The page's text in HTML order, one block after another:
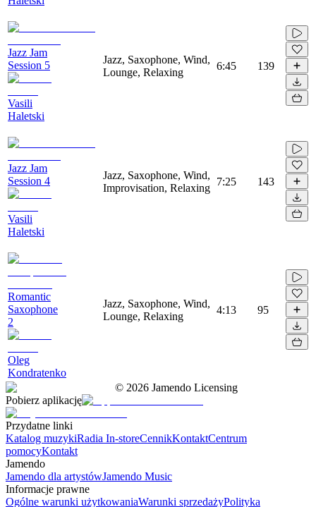
Jazz Jam
Session 5
Vasili
Haletski
Jazz, Saxophone, Wind,
Lounge, Relaxing
6:45 139
Jazz Jam
Session 4
Vasili
Haletski
Jazz, Saxophone, Wind,
Improvisation, Relaxing
7:25 143
Romantic
Saxophone
2
Oleg
Kondratenko
Jazz, Saxophone, Wind,
Lounge, Relaxing
4:13 95
© 2026 Jamendo Licensing
Pobierz aplikację
Przydatne linki
Katalog muzykiRadia In-storeCennikKontaktCentrum
pomocyKontakt
Jamendo
Jamendo dla artystówJamendo Music
Informacje prawne
Ogólne warunki użytkowaniaWarunki sprzedażyPolityka